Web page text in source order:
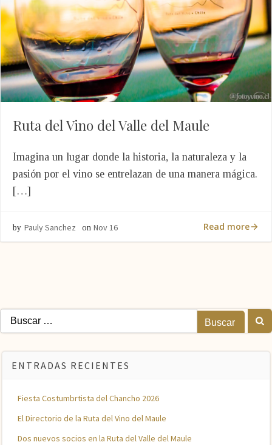
Ruta del Vino del Valle del Maule
Imagina un lugar donde la historia, la naturaleza y la
pasión por el vino se entrelazan de una manera mágica.
[…]
by Pauly Sanchez on Nov 16 Read more
Buscar:
ENTRADAS RECIENTES
Fiesta Costumbrtista del Chancho 2026
El Directorio de la Ruta del Vino del Maule
Dos nuevos socios en la Ruta del Valle del Maule